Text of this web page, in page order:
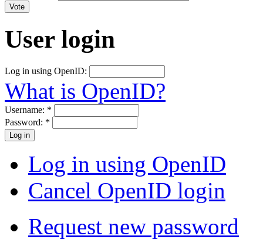
User login
Log in using OpenID:
What is OpenID?
Username: *
Password: *
Log in using OpenID
Cancel OpenID login
Request new password